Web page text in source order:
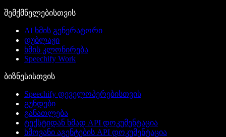
შემქმნელებისთვის
AI ხმის გენერატორი
დუბლაჟი
ხმის კლონირება
Speechify Work
ბიზნესისთვის
Speechify დეველოპერებისთვის
გუნდები
განათლება
ტექსტიდან ხმად API დოკუმენტაცია
ხმოვანი აგენტების API დოკუმენტაცია